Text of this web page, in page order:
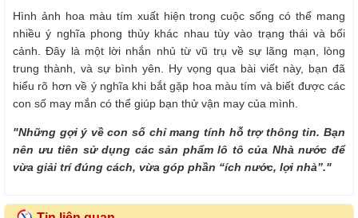
Hình ảnh hoa màu tím xuất hiện trong cuộc sống có thể mang
nhiều ý nghĩa phong thủy khác nhau tùy vào trạng thái và bối
cảnh. Đây là một lời nhắn nhủ từ vũ trụ về sự lãng mạn, lòng
trung thành, và sự bình yên. Hy vọng qua bài viết này, bạn đã
hiểu rõ hơn về ý nghĩa khi bắt gặp hoa màu tím và biết được các
con số may mắn có thể giúp bạn thử vận may của mình.
"Những gợi ý về con số chỉ mang tính hỗ trợ thông tin. Bạn
nên ưu tiên sử dụng các sản phẩm lô tô của Nhà nước để
vừa giải trí đúng cách, vừa góp phần “ích nước, lợi nhà”."